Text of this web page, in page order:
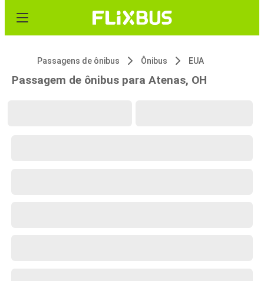
Passagens de ônibus Ônibus EUA
Passagem de ônibus para Atenas, OH